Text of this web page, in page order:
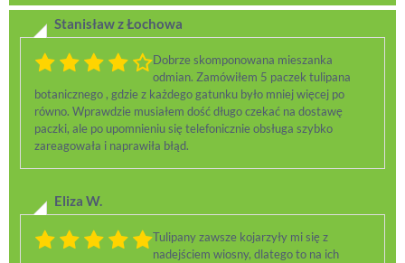
Stanisław z Łochowa
Dobrze skomponowana mieszanka
odmian. Zamówiłem 5 paczek tulipana
botanicznego , gdzie z każdego gatunku było mniej więcej po
równo. Wprawdzie musiałem dość długo czekać na dostawę
paczki, ale po upomnieniu się telefonicznie obsługa szybko
zareagowała i naprawiła błąd.
Eliza W.
Tulipany zawsze kojarzyły mi się z
nadejściem wiosny, dlatego to na ich